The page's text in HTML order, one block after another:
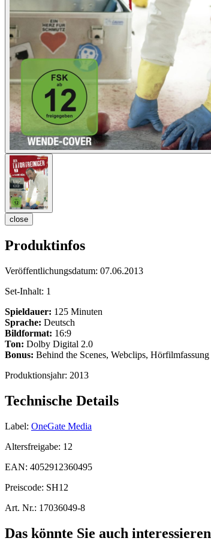
close
Produktinfos
Veröffentlichungsdatum: 07.06.2013
Set-Inhalt: 1
Spieldauer: 125 Minuten
Sprache: Deutsch
Bildformat: 16:9
Ton: Dolby Digital 2.0
Bonus: Behind the Scenes, Webclips, Hörfilmfassung
Produktionsjahr: 2013
Technische Details
Label: OneGate Media
Altersfreigabe: 12
EAN: 4052912360495
Preiscode: SH12
Art. Nr.: 17036049-8
Das könnte Sie auch interessieren